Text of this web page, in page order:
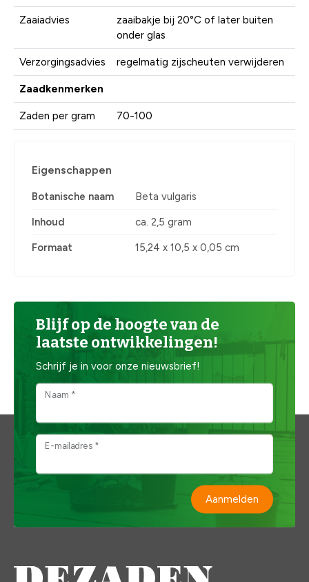
Zaaiadvies
zaaibakje bij 20°C of later buiten
onder glas
Verzorgingsadvies regelmatig zijscheuten verwijderen
Zaadkenmerken
Zaden per gram 70-100
Eigenschappen
Botanische naam Beta vulgaris
Inhoud ca. 2,5 gram
Formaat 15,24 x 10,5 x 0,05 cm
Blijf op de hoogte van de
laatste ontwikkelingen!
Schrijf je in voor onze nieuwsbrief!
Naam *
E-mailadres *
Aanmelden